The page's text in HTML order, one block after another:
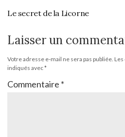
Le secret de la Licorne
Laisser un
Votre adresse e-mail ne sera pas publiée. Les
indiqués avec*
Commentaire *